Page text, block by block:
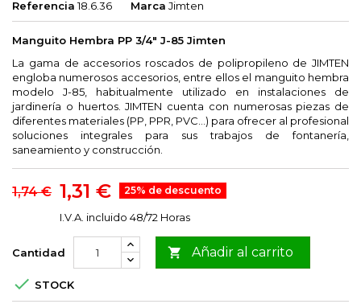
Referencia 18.6.36 Marca Jimten
Manguito Hembra PP 3/4" J-85 Jimten
La gama de accesorios roscados de polipropileno de JIMTEN
engloba numerosos accesorios, entre ellos el manguito hembra
modelo J-85, habitualmente utilizado en instalaciones de
jardinería o huertos. JIMTEN cuenta con numerosas piezas de
diferentes materiales (PP, PPR, PVC...) para ofrecer al profesional
soluciones integrales para sus trabajos de fontanería,
saneamiento y construcción.
1,74 € 1,31 € 25% de descuento
I.V.A. incluido 48/72 Horas
Cantidad  Añadir al carrito
 STOCK